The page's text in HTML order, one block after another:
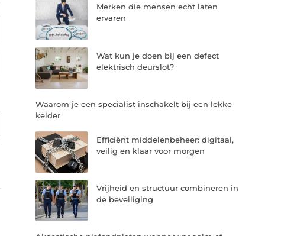
Merken die mensen echt laten
ervaren
Wat kun je doen bij een defect
elektrisch deurslot?
Waarom je een specialist inschakelt bij een lekke
kelder
Efficiënt middelenbeheer: digitaal,
veilig en klaar voor morgen
Vrijheid en structuur combineren in
de beveiliging